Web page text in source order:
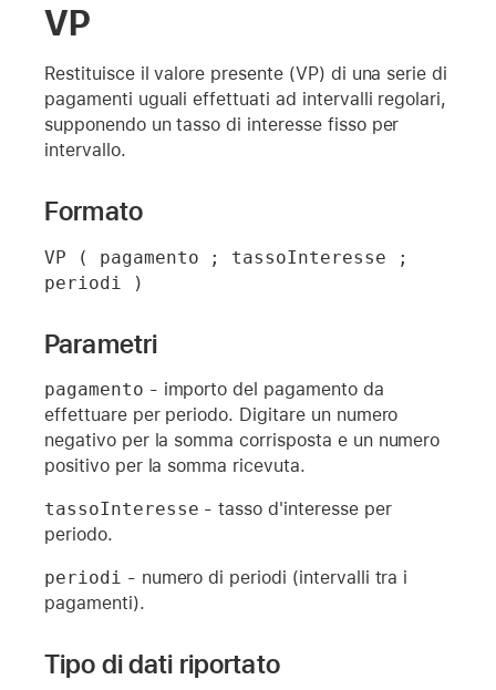
VP
Restituisce il valore presente (VP) di una serie di
pagamenti uguali effettuati ad intervalli regolari,
supponendo un tasso di interesse fisso per
intervallo.
Formato
VP ( pagamento ; tassoInteresse ;
periodi )
Parametri
pagamento - importo del pagamento da
effettuare per periodo. Digitare un numero
negativo per la somma corrisposta e un numero
positivo per la somma ricevuta.
tassoInteresse - tasso d'interesse per
periodo.
periodi - numero di periodi (intervalli tra i
pagamenti).
Tipo di dati riportato